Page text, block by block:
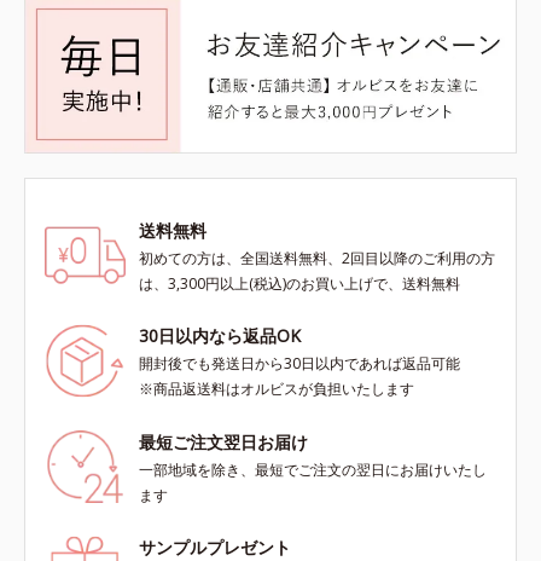
送料無料
初めての方は、全国送料無料、2回目以降のご利用の方
は、3,300円以上(税込)のお買い上げで、送料無料
30日以内なら返品OK
開封後でも発送日から30日以内であれば返品可能
※商品返送料はオルビスが負担いたします
最短ご注文翌日お届け
一部地域を除き、最短でご注文の翌日にお届けいたし
ます
サンプルプレゼント